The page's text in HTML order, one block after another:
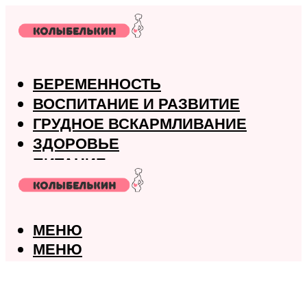
БЕРЕМЕННОСТЬ
ВОСПИТАНИЕ И РАЗВИТИЕ
ГРУДНОЕ ВСКАРМЛИВАНИЕ
ЗДОРОВЬЕ
ПИТАНИЕ
РОДЫ
МЕНЮ
МЕНЮ